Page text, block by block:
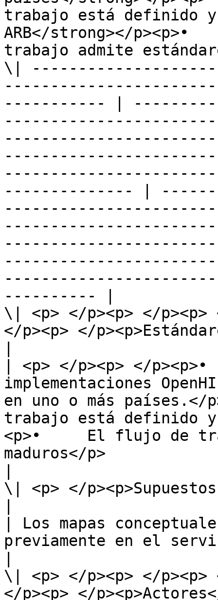
trabajo está definido y
ARB</strong></
trabajo admite
\|
----------- |
-------------- |
---------- |
\| <p> </p><p> </p><p>
</p><p> </
| <p> </p><p> </
implementaciones
en uno o más
trabajo está definido y
<p>•     El flujo de
maduros</p>
\| <p> </
| Los mapas
previamente en el
\| <p> </p><p> </p><p>
</p><p> </